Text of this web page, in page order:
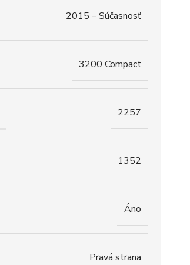
2015 – Súčasnosť
3200 Compact
2257
1352
Áno
Pravá strana